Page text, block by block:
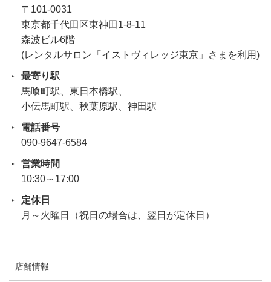
〒101-0031
東京都千代田区東神田1-8-11
森波ビル6階
(レンタルサロン「イストヴィレッジ東京」さまを利用)
最寄り駅
馬喰町駅、東日本橋駅、
小伝馬町駅、秋葉原駅、神田駅
電話番号
090-9647-6584
営業時間
10:30～17:00
定休日
月～火曜日（祝日の場合は、翌日が定休日）
店舗情報